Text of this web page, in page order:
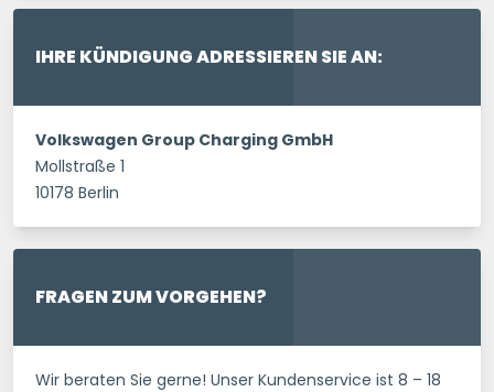
IHRE KÜNDIGUNG ADRESSIEREN SIE AN:
Volkswagen Group Charging GmbH
Mollstraße 1
10178 Berlin
FRAGEN ZUM VORGEHEN?
Wir beraten Sie gerne! Unser Kundenservice ist 8 – 18